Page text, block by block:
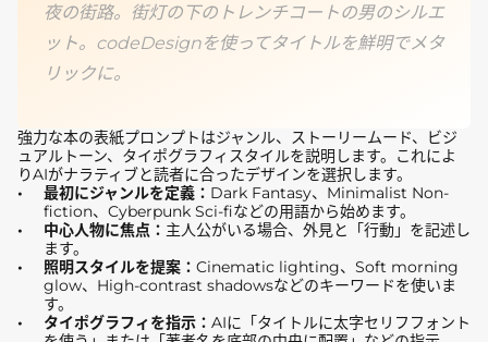
夜の街路。街灯の下のトレンチコートの男のシルエ
ット。codeDesignを使ってタイトルを鮮明でメタ
リックに。
強力な本の表紙プロンプトはジャンル、ストーリームード、ビジ
ュアルトーン、タイポグラフィスタイルを説明します。これによ
りAIがナラティブと読者に合ったデザインを選択します。
最初にジャンルを定義： Dark Fantasy、Minimalist Non-
fiction、Cyberpunk Sci-fiなどの用語から始めます。
中心人物に焦点： 主人公がいる場合、外見と「行動」を記述し
ます。
照明スタイルを提案： Cinematic lighting、Soft morning
glow、High-contrast shadowsなどのキーワードを使いま
す。
タイポグラフィを指示： AIに「タイトルに太字セリフフォント